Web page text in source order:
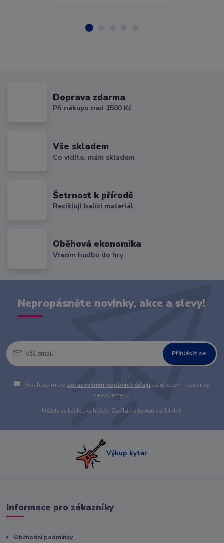
Doprava zdarma
Při nákupu nad 1500 Kč
Vše skladem
Co vidíte, mám skladem
Šetrnost k přírodě
Recikluji balící materiál
Oběhová ekonomika
Vracím hudbu do hry
Nepropásněte novinky, akce a slevy!
Přihlásit se
Souhlasím se zpracováním osobních údajů za účelem rozesílky
newsletteru.
Můžete se kdykoli odhlásit. Zasíláme jednou za 14 dní.
Výkup kytar
Informace pro zákazníky
Obchodní podmínky